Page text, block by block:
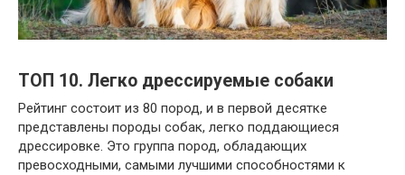
ТОП 10. Легко дрессируемые собаки
Рейтинг состоит из 80 пород, и в первой десятке
представлены породы собак, легко поддающиеся
дрессировке. Это группа пород, обладающих
превосходными, самыми лучшими способностями к